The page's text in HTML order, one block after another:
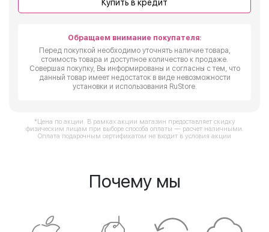
Купить в кредит
Обращаем внимание покупателя:
Перед покупкой необходимо уточнять наличие товара,
стоимость товара и доступное количество к продаже.
Совершая покупку, Вы информированы и согласны с тем, что
данный товар имеет недостаток в виде невозможности
установки и использования RuStore.
*Цена по акции. В рамках акции магазин предоставляет скидку
физическим лицам при выборе способа оплаты — расчет наличными.
Оплата подарочным сертификатом не входит в условия акции
Почему мы